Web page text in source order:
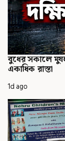
বুধের সকালে
একাধিক রাস্তা
1d ago